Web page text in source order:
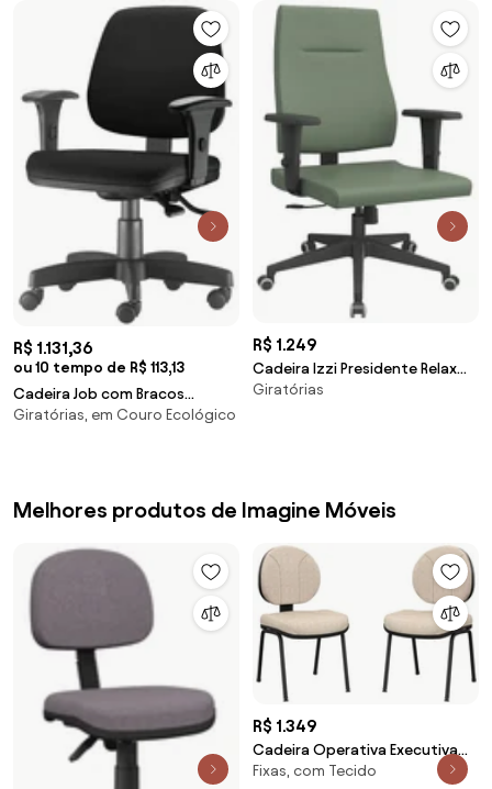
R$ 1.131,36
ou 10 tempo de R$ 113,13
Cadeira Job com Bracos
Assento Courino Base Rodizio
Giratórias, em Couro Ecológico
R$ 1.249
Cadeira Izzi Presidente Relax
Plax em Base Piramidal -
Giratórias
Melhores produtos de Imagine Móveis
R$ 1.349
Cadeira Operativa Executiva
Fixa 2 Unidades -
Fixas, com Tecido